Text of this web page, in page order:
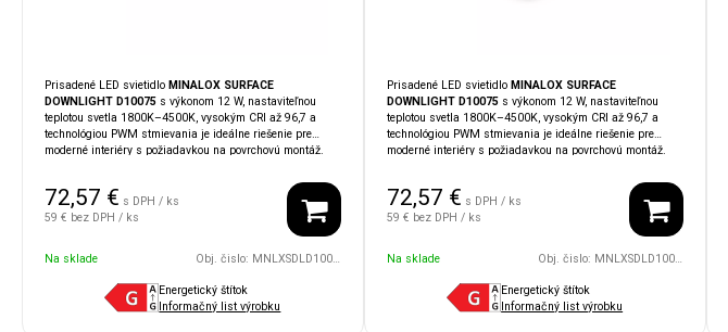
Prisadené LED svietidlo MINALOX SURFACE
DOWNLIGHT D10075 s výkonom 12 W, nastaviteľnou
teplotou svetla 1800K–4500K, vysokým CRI až 96,7 a
technológiou PWM stmievania je ideálne riešenie pre
moderné interiéry s požiadavkou na povrchovú montáž.
náročnejších priestorov. Kompatibilita so systémami
LOXONE, TapHome, Ampio, KNX
umožňuje jednoduchú
integráciu do inteligentnej domácnosti.
72,57 € s DPH / ks
59 € bez DPH / ks
Na sklade Obj. čislo: MNLXSDLD10075UGR/12W/24V/110D/1800/4500/WH
Energetický štítok
Informačný list výrobku
Prisadené LED svietidlo MINALOX SURFACE
DOWNLIGHT D10075s výkonom 12 W, nastaviteľnou
teplotou svetla 1800K–4500K, vysokým CRI až 96,7 a
technológiou PWM stmievania je ideálne riešenie pre
moderné interiéry s požiadavkou na povrchovú montáž.
náročnejších priestorov. Čierne prevedenie skvele
zapadne do moderných dizajnových konceptov.
Kompatibilita so systémami
umožňuje jednoduchú integráciu do
72,57 € s DPH / ks
59 € bez DPH / ks
Na sklade Obj. čislo: MNLXSDLD10075UGR/12W/24V/110D/1800/4500/BK
Energetický štítok
Informačný list výrobku